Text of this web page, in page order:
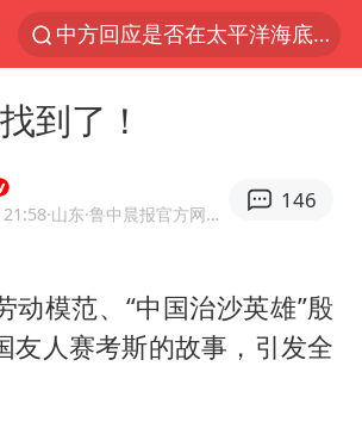
中方回应是否在太平洋海底开采稀土
台风白海豚影响中国已成定局
多地要求领导干部带头休假
27岁女子成组织卖淫集团主犯被通缉
到了！
·山东 ·鲁中晨报官方网易号
146
动模范、“中国治沙英雄”殷
友人赛考斯的故事，引发全